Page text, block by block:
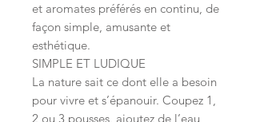
et aromates préférés en continu, de
façon simple, amusante et
esthétique.
SIMPLE ET LUDIQUE
La nature sait ce dont elle a besoin
pour vivre et s’épanouir. Coupez 1,
2 ou 3 pousses, ajoutez de l’eau